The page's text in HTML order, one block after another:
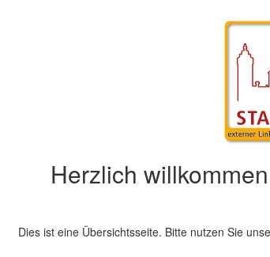
Herzlich
Dies ist eine Übersichtsseite. Bitte nutzen Sie